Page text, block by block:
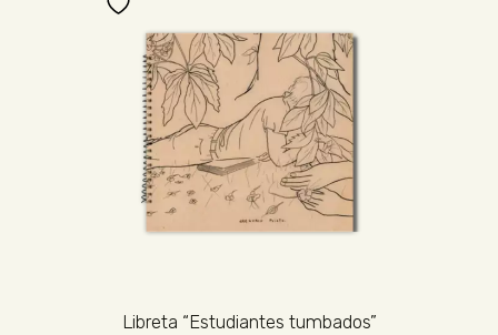
Libreta “Estudiantes tumbados”